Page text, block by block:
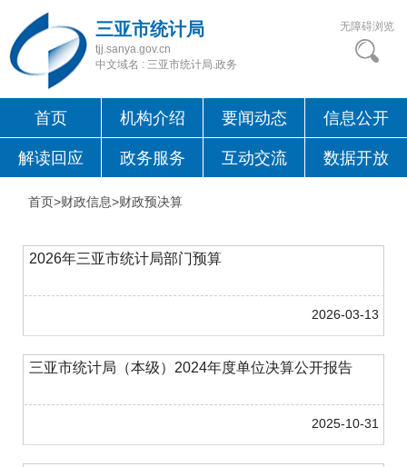
三亚市统计局
tjj.sanya.gov.cn
中文域名 : 三亚市统计局.政务
无障碍浏览
首页 机构介绍 要闻动态 信息公开
解读回应 政务服务 互动交流 数据开放
首页>财政信息>财政预决算
2026年三亚市统计局部门预算
2026-03-13
三亚市统计局（本级）2024年度单位决算公开报告
2025-10-31